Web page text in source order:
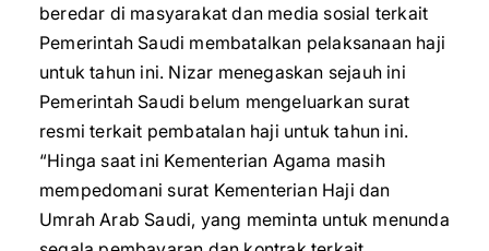
beredar di masyarakat dan media sosial terkait
Pemerintah Saudi membatalkan pelaksanaan haji
untuk tahun ini. Nizar menegaskan sejauh ini
Pemerintah Saudi belum mengeluarkan surat
resmi terkait pembatalan haji untuk tahun ini.
“Hinga saat ini Kementerian Agama masih
mempedomani surat Kementerian Haji dan
Umrah Arab Saudi, yang meminta untuk menunda